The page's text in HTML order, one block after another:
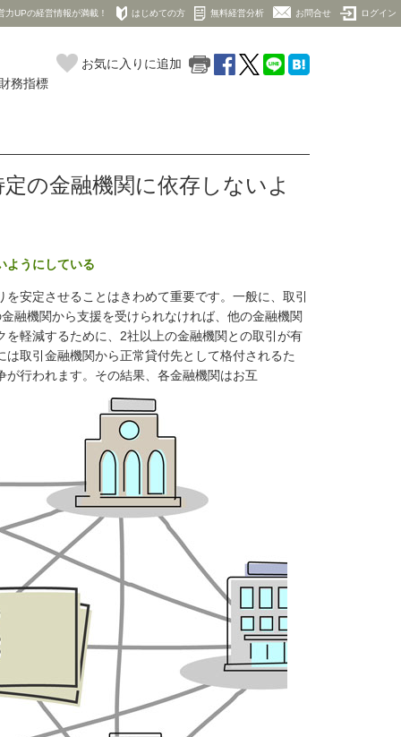
UPの経営情報が満載！ はじめての方 無料経営分析 お問合せ ログイン
務指標
お気に入りに追加
の金融機関に依存しないよ
ようにしている
安定させることはきわめて重要です。一般に、取引
融機関から支援を受けられなければ、他の金融機関
軽減するために、2社以上の金融機関との取引が有
取引金融機関から正常貸付先として格付されるた
行われます。その結果、各金融機関はお互